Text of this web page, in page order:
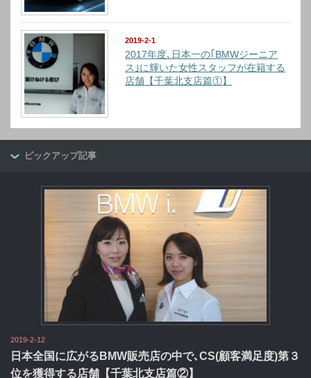
2019-2-1
2017年度､日本一の｢BMWジーニア
ス｣に輝いた女性スタッフが在籍する
店舗【千葉北支店篇①】
ピックアップ記事
2019-2-12
日本全国に広がるBMW販売店の中で､CS(顧客満足度)第３
位を獲得する店舗【千葉北支店篇②】